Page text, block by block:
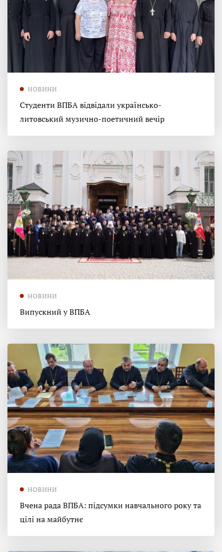
НОВИНИ
Студенти ВПБА відвідали українсько-
литовський музично-поетичний вечір
НОВИНИ
Випускний у ВПБА
НОВИНИ
Вчена рада ВПБА: підсумки навчального року та
цілі на майбутнє